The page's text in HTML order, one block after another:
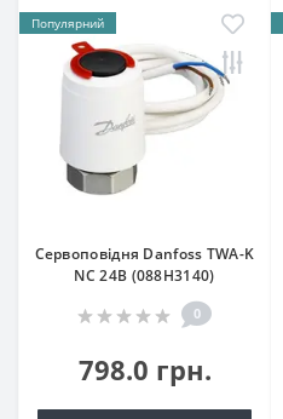
Популярний
Сервоповідня Danfoss TWA-K
NC 24В (088H3140)
0
798.0 грн.